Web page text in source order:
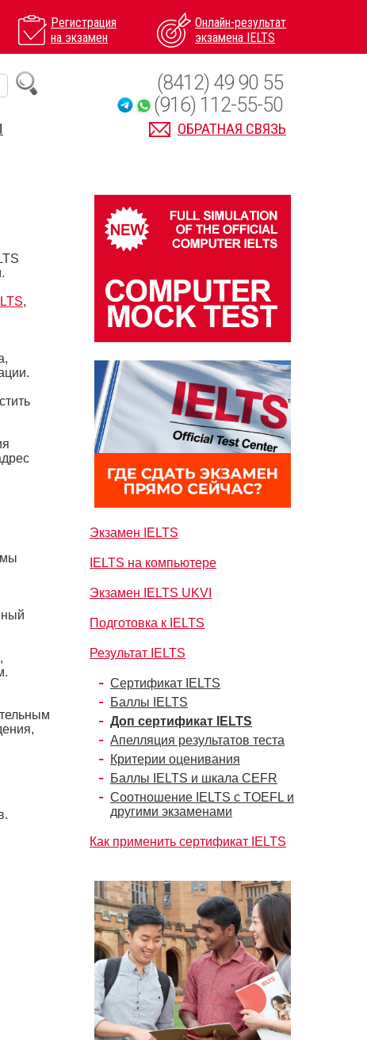
Регистрация
на экзамен
Онлайн-результат
экзамена IELTS
ОБРАТНАЯ СВЯЗЬ
(8412) 49 90 55
(916) 112-55-50
,
мы
Экзамен IELTS
IELTS на компьютере
Экзамен IELTS UKVI
Подготовка к IELTS
Результат IELTS
Сертификат IELTS
Баллы IELTS
Доп сертификат IELTS
Апелляция результатов теста
Критерии оценивания
Баллы IELTS и шкала CEFR
Соотношение IELTS с TOEFL и
другими экзаменами
Как применить сертификат IELTS